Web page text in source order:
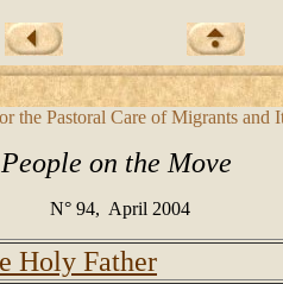
the Pastoral Care of Migrants and
People on the Move
N° 94, April 2004
Holy Father